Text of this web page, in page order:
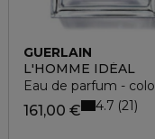
GUERLAIN
L'HOMME IDÉAL
Eau de parfum -
161,00 € 4.7 21